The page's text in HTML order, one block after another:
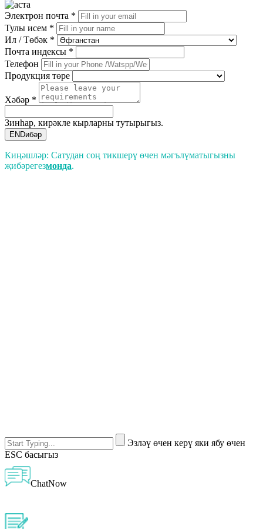
Электрон почта *
Тулы исем *
Ил / Төбәк *
Почта индексы *
Телефон
Продукция төре
Хәбәр *
Зинһар, кирәкле кырларны тутырыгыз.
ENDибәр
Киңәшләр: Сатудан соң тикшерү өчен мәгълүматыгызны
җибәрегезмонда.
Эзләү өчен керү яки ябу өчен
ESC басыгыз
ChatNow